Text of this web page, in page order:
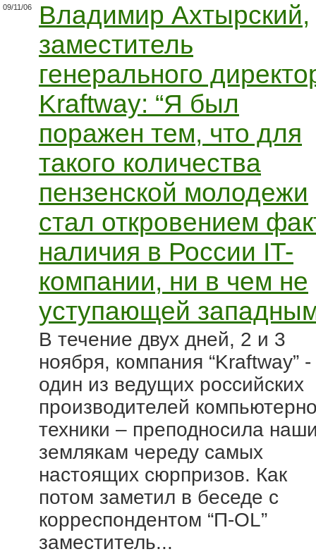
09/11/06
Владимир Ахтырский,
заместитель
генерального
Kraftway: “Я был
поражен тем, что для
такого количества
пензенской молодежи
стал откровением
наличия в России IT-
компании, ни в чем не
уступающей
В течение двух дней, 2 и 3
ноября, компания “Kraftway” -
один из ведущих российских
производителей
техники – преподносила
землякам череду самых
настоящих сюрпризов. Как
потом заметил в беседе с
корреспондентом “П-OL”
заместитель...